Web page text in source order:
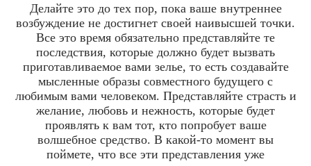
Делайте это до тех пор, пока ваше внутреннее
возбуждение не достигнет своей наивысшей точки.
Все это время обязательно представляйте те
последствия, которые должно будет вызвать
приготавливаемое вами зелье, то есть создавайте
мысленные образы совместного будущего с
любимым вами человеком. Представляйте страсть и
желание, любовь и нежность, которые будет
проявлять к вам тот, кто попробует ваше
волшебное средство. В какой-то момент вы
поймете, что все эти представления уже